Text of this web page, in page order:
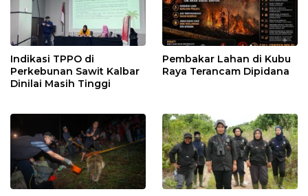
Indikasi TPPO di
Perkebunan Sawit Kalbar
Dinilai Masih Tinggi
Pembakar Lahan di Kubu
Raya Terancam Dipidana